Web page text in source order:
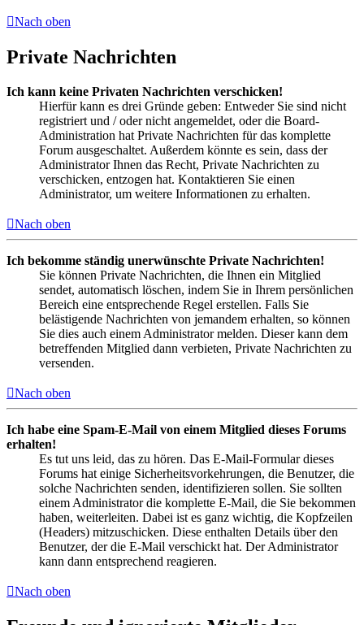
Nach oben
Private Nachrichten
Ich kann keine Privaten Nachrichten verschicken!
Hierfür kann es drei Gründe geben: Entweder Sie sind nicht
registriert und / oder nicht angemeldet, oder die Board-
Administration hat Private Nachrichten für das komplette
Forum ausgeschaltet. Außerdem könnte es sein, dass der
Administrator Ihnen das Recht, Private Nachrichten zu
verschicken, entzogen hat. Kontaktieren Sie einen
Administrator, um weitere Informationen zu erhalten.
Nach oben
Ich bekomme ständig unerwünschte Private Nachrichten!
Sie können Private Nachrichten, die Ihnen ein Mitglied
sendet, automatisch löschen, indem Sie in Ihrem persönlichen
Bereich eine entsprechende Regel erstellen. Falls Sie
belästigende Nachrichten von jemandem erhalten, so können
Sie dies auch einem Administrator melden. Dieser kann dem
betreffenden Mitglied dann verbieten, Private Nachrichten zu
versenden.
Nach oben
Ich habe eine Spam-E-Mail von einem Mitglied dieses Forums
erhalten!
Es tut uns leid, das zu hören. Das E-Mail-Formular dieses
Forums hat einige Sicherheitsvorkehrungen, die Benutzer, die
solche Nachrichten senden, identifizieren sollen. Sie sollten
einem Administrator die komplette E-Mail, die Sie bekommen
haben, weiterleiten. Dabei ist es ganz wichtig, die Kopfzeilen
(Headers) mitzuschicken. Diese enthalten Details über den
Benutzer, der die E-Mail verschickt hat. Der Administrator
kann dann entsprechend reagieren.
Nach oben